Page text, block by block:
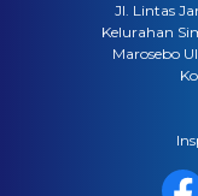
Jl. Lintas
Kelurahan
Marosebo